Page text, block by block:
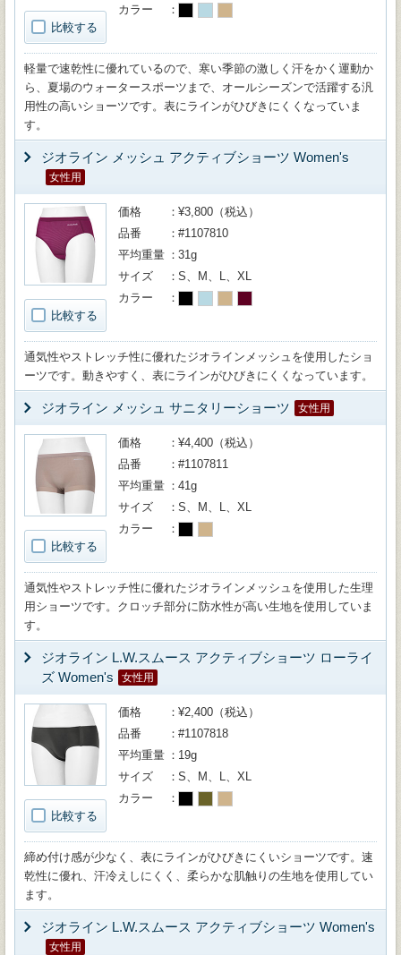
比較する
カラー
軽量で速乾性に優れているので、寒い季節の激しく汗をかく運動か
ら、夏場のウォータースポーツまで、オールシーズンで活躍する汎
用性の高いショーツです。表にラインがひびきにくくなっていま
す。
ジオライン メッシュ アクティブショーツ Women's
女性用
比較する
価格
¥3,800（税込）
品番
#1107810
平均重量
31g
サイズ
S、M、L、XL
カラー
通気性やストレッチ性に優れたジオラインメッシュを使用したショ
ーツです。動きやすく、表にラインがひびきにくくなっています。
ジオライン メッシュ サニタリーショーツ 女性用
比較する
価格
¥4,400（税込）
品番
#1107811
平均重量
41g
サイズ
S、M、L、XL
カラー
通気性やストレッチ性に優れたジオラインメッシュを使用した生理
用ショーツです。クロッチ部分に防水性が高い生地を使用していま
す。
ジオライン L.W.スムース アクティブショーツ ローライ
ズ Women's
女性用
比較する
価格
¥2,400（税込）
品番
#1107818
平均重量
19g
サイズ
S、M、L、XL
カラー
締め付け感が少なく、表にラインがひびきにくいショーツです。速
乾性に優れ、汗冷えしにくく、柔らかな肌触りの生地を使用してい
ます。
ジオライン L.W.スムース アクティブショーツ Women's
女性用